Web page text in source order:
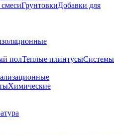
ГрунтовкиДобавки для
полТеплые плинтусыСистемы
Химические